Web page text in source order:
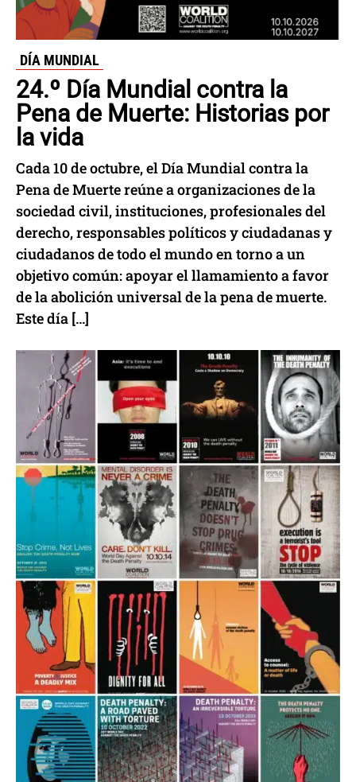
DÍA MUNDIAL
24.º Día Mundial contra la
Pena de Muerte: Historias por
la vida
Cada 10 de octubre, el Día Mundial contra la
Pena de Muerte reúne a organizaciones de la
sociedad civil, instituciones, profesionales del
derecho, responsables políticos y ciudadanas y
ciudadanos de todo el mundo en torno a un
objetivo común: apoyar el llamamiento a favor
de la abolición universal de la pena de muerte.
Este día […]